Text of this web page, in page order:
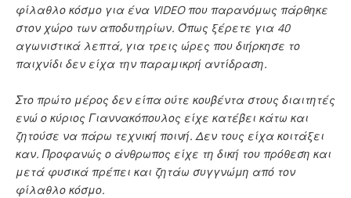
φίλαθλο κόσμο για ένα VIDEO που παρανόμως πάρθηκε
στον χώρο των αποδυτηρίων. Όπως ξέρετε για 40
αγωνιστικά λεπτά, για τρεις ώρες που διήρκησε το
παιχνίδι δεν είχα την παραμικρή αντίδραση.
Στο πρώτο μέρος δεν είπα ούτε κουβέντα στους διαιτητές
ενώ ο κύριος Γιαννακόπουλος είχε κατέβει κάτω και
ζητούσε να πάρω τεχνική ποινή. Δεν τους είχα κοιτάξει
καν. Προφανώς ο άνθρωπος είχε τη δική του πρόθεση και
μετά φυσικά πρέπει και ζητάω συγγνώμη από τον
φίλαθλο κόσμο.